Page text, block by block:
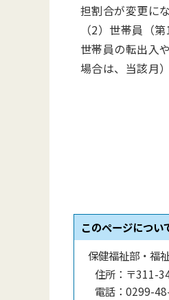
担割合が変更にな
（2）世帯員（
世帯員の転出入
場合は、当該月
このページについ
保健福祉部・福
住所： 〒311-
電話： 0299-